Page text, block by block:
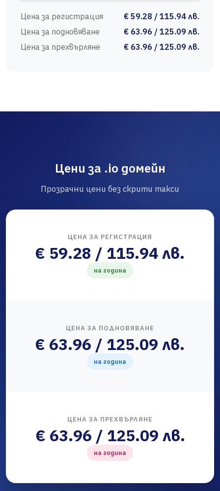
Цена за регистрация
€ 59.28 / 115.94 лв.
Цена за подновяване
€ 63.96 / 125.09 лв.
Цена за прехвърляне
€ 63.96 / 125.09 лв.
Цени за .io домейн
Прозрачни цени без скрити такси
ЦЕНА ЗА РЕГИСТРАЦИЯ
€ 59.28 / 115.94 лв.
на година
ЦЕНА ЗА ПОДНОВЯВАНЕ
€ 63.96 / 125.09 лв.
на година
ЦЕНА ЗА ПРЕХВЪРЛЯНЕ
€ 63.96 / 125.09 лв.
на година